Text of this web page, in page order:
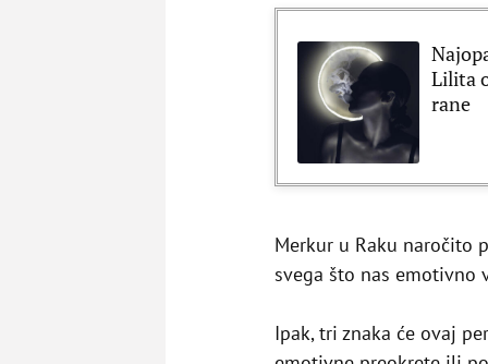
Lilita
rane
Merkur u Raku naročito
svega što nas emotivno
Ipak, tri znaka će ovaj